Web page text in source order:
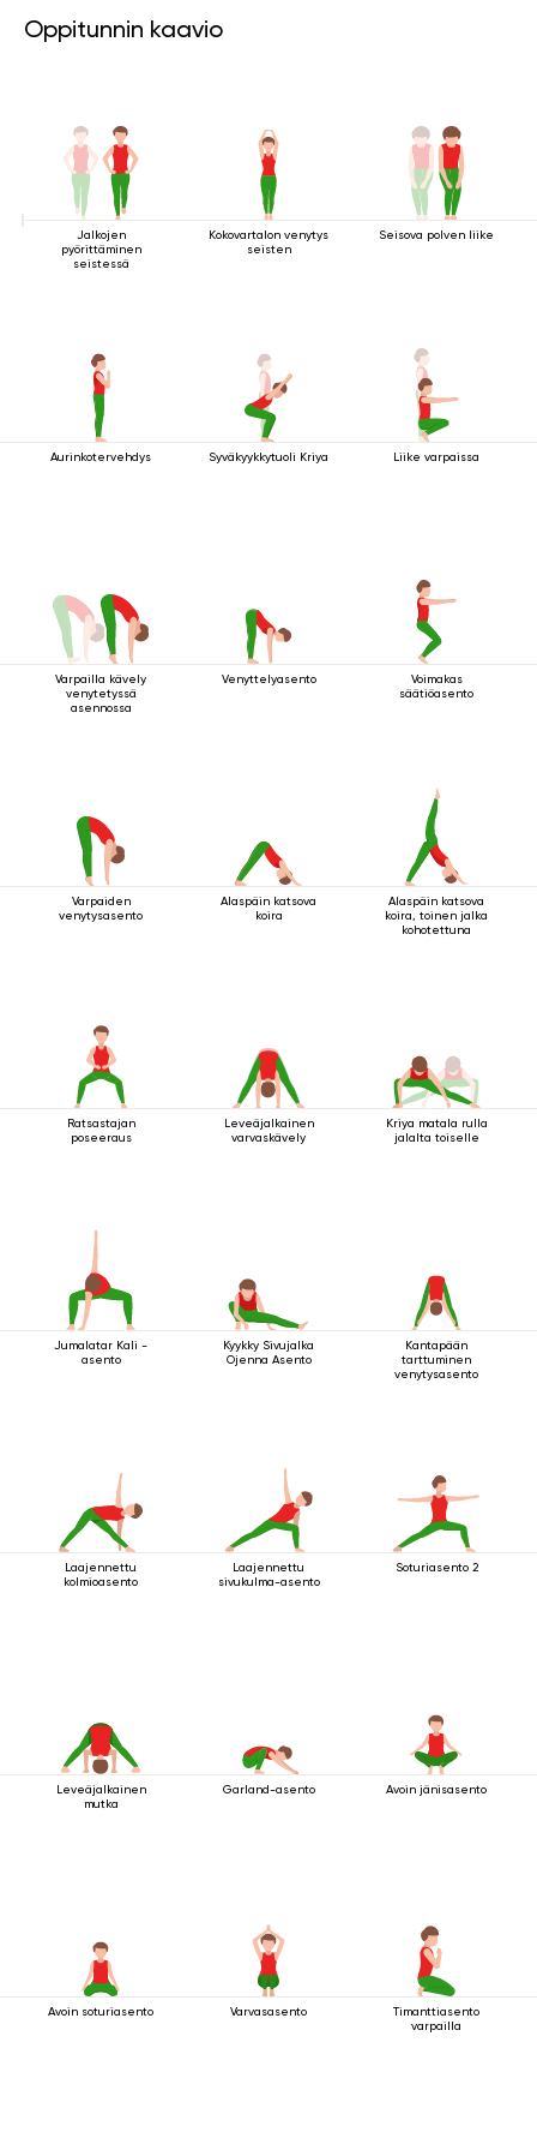
Oppitunnin kaavio
Jalkojen
pyörittäminen
seistessä
Kokovartalon venytys
seisten
Seisova polven liike
Aurinkotervehdys Syväkyykkytuoli Kriya Liike varpaissa
Varpailla kävely
venytetyssä
asennossa
Venyttelyasento
Voimakas
säätiöasento
Varpaiden
venytysasento
Alaspäin katsova
koira
Alaspäin katsova
koira, toinen jalka
kohotettuna
Ratsastajan
poseeraus
Leveäjalkainen
varvaskävely
Kriya matala rulla
jalalta toiselle
Jumalatar Kali -
asento
Kyykky Sivujalka
Ojenna Asento
Kantapään
tarttuminen
venytysasento
Laajennettu
kolmioasento
Laajennettu
sivukulma-asento
Soturiasento 2
Leveäjalkainen
mutka
Garland-asento Avoin jänisasento
Avoin soturiasento Varvasasento
Timanttiasento
varpailla